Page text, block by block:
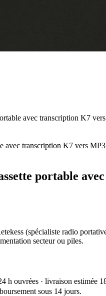
avec transcription K7
portable
(spécialiste radio
secteur ou piles.
h ouvrées · livraison estimée
sous 14 jours.